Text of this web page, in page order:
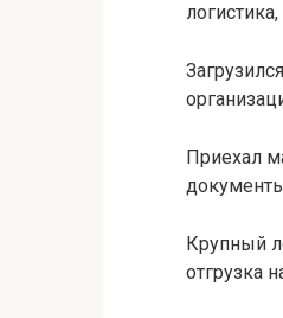
Приехал
Крупный
отгрузка